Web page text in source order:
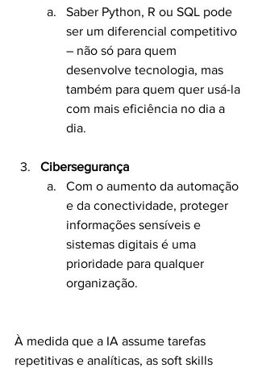
Saber Python, R ou SQL pode
ser um diferencial competitivo
– não só para quem
desenvolve tecnologia, mas
também para quem quer usá-la
com mais eficiência no dia a
dia.
Cibersegurança
Com o aumento da automação
e da conectividade, proteger
informações sensíveis e
sistemas digitais é uma
prioridade para qualquer
organização.
À medida que a IA assume tarefas
repetitivas e analíticas, as soft skills